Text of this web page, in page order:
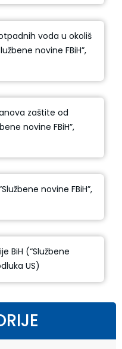
voda u okoliš
novine FBiH”,
zaštite od
novine FBiH”,
novine FBiH”,
BiH (“Službene
US)